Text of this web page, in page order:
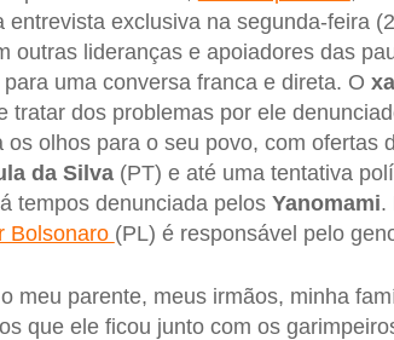
entrevista exclusiva na segunda-feira
outras lideranças e apoiadores das
uma conversa franca e direta. O
tratar dos problemas por ele
os olhos para o seu povo, com ofertas
da Silva(PT) e até uma tentativa
tempos denunciada pelos Yanomami.
Bolsonaro (PL) é responsável pelo
meu parente, meus irmãos, minha
que ele ficou junto com os